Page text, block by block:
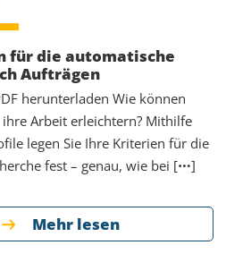
für die automatische
Aufträgen
herunterladen Wie können
Arbeit erleichtern? Mithilfe
legen Sie Ihre Kriterien für die
fest – genau, wie bei [
]
Mehr lesen